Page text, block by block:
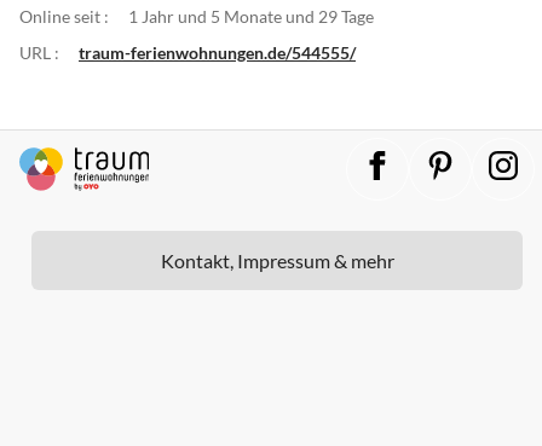
Online seit :
1 Jahr und 5 Monate und 29 Tage
URL :
traum-ferienwohnungen.de/544555/
Kontakt, Impressum & mehr